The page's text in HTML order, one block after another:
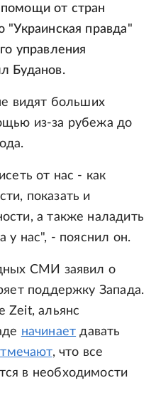
от стран
правда"
управления
Буданов.
видят больших
из-за рубежа до
от нас - как
показать и
а также наладить
у нас", - пояснил он.
СМИ заявил о
поддержку Запада.
Zeit, альянс
начинает давать
, что все
в необходимости